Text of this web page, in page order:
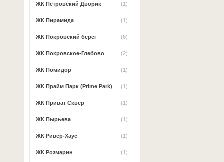
(1)
ЖК Петровский Дворик
(1)
ЖК Пирамида
(6)
ЖК Покровский берег
(2)
ЖК Покровское-Глебово
(1)
ЖК Помидор
(1)
ЖК Прайм Парк (Prime Park)
(1)
ЖК Приват Сквер
(1)
ЖК Пырьева
(1)
ЖК Ривер-Хаус
(1)
ЖК Розмарин